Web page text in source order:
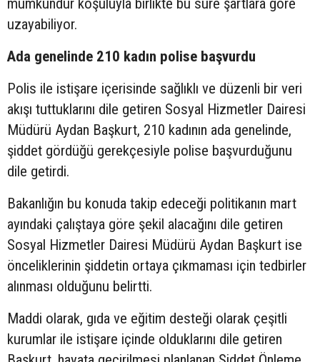
uzayabiliyor.
Ada genelinde 210 kadın polise başvurdu
Polis ile istişare içerisinde sağlıklı ve düzenli bir veri
akışı tuttuklarını dile getiren Sosyal Hizmetler Dairesi
Müdürü Aydan Başkurt, 210 kadının ada genelinde,
şiddet gördüğü gerekçesiyle polise başvurduğunu
dile getirdi.
Bakanlığın bu konuda takip edeceği politikanın mart
ayındaki çalıştaya göre şekil alacağını dile getiren
Sosyal Hizmetler Dairesi Müdürü Aydan Başkurt ise
önceliklerinin şiddetin ortaya çıkmaması için tedbirler
alınması olduğunu belirtti.
Maddi olarak, gıda ve eğitim desteği olarak çeşitli
kurumlar ile istişare içinde olduklarını dile getiren